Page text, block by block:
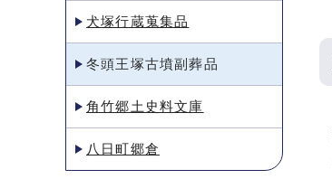
犬塚行蔵蒐集品
冬頭王塚古墳副葬品
角竹郷土史料文庫
八日町郷倉